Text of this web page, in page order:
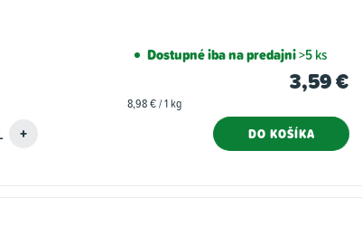
Dostupné iba na predajni>5 ks
3,59 €
Jednotková
8,98 € / 1 kg
DO KOŠÍKA